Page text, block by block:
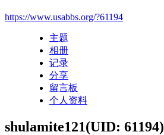
https://www.usabbs.org/?61194
主题
相册
记录
分享
留言板
个人资料
shulamite121(UID: 61194)